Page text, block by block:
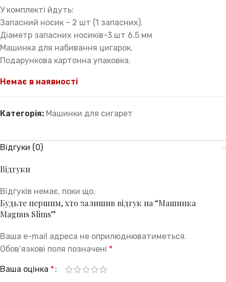
У комплекті йдуть:
Запасний носик – 2 шт (1 запасних).
Діаметр запасних носиків-3 шт 6.5 мм
Машинка для набивання цигарок.
Подарункова картонна упаковка.
Немає в наявності
Категорія: Машинки для сигарет
Відгуки (0)
Відгуки
Відгуків немає, поки що.
Будьте першим, хто залишив відгук на “Машинка
Magnus Slims”
Ваша e-mail адреса не оприлюднюватиметься.
Обов’язкові поля позначені *
Ваша оцінка *